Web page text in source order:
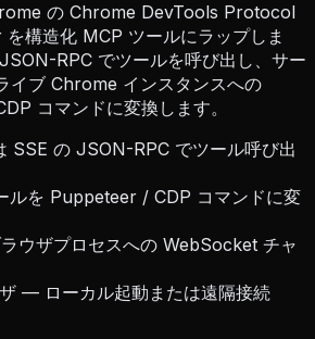
の Chrome DevTools Protocol
構造化 MCP ツールにラップしま
RPC でツールを呼び出し、サー
イブ Chrome インスタンスへの
コマンドに変換します。
SSE の JSON-RPC でツール呼び出
ルを Puppeteer / CDP コマンドに変
ウザプロセスへの WebSocket チャ
— ローカル起動または遠隔接続